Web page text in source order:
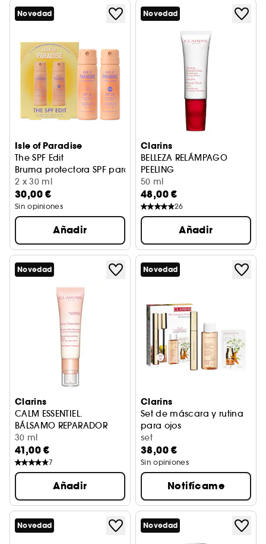
Novedad
Isle of Paradise
The SPF Edit
Bruma protectora SPF para rostro y cuerpo
2 x 30 ml
30,00 €
Sin opiniones
Añadir
Novedad
Clarins
BELLEZA RELÁMPAGO
PEELING
Tratamiento antiedad
50 ml
48,00 €
26
Añadir
Novedad
Clarins
CALM ESSENTIEL.
BÁLSAMO REPARADOR
Bálsamo
30 ml
41,00 €
7
Añadir
Novedad
Clarins
Set de máscara y rutina
para ojos
Máscara de pestañas +
set
38,00 €
Sin opiniones
Notifícame
Novedad Novedad